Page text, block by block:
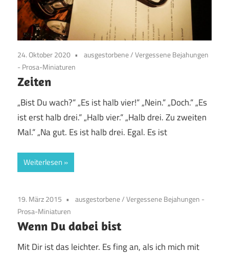
24. Oktober 2020 ausgestorbene/Vergessene Bejahungen
- Prosa-Miniaturen
Zeiten
„Bist Du wach?“ „Es ist halb vier!“ „Nein.“ „Doch.“ „Es
ist erst halb drei.“ „Halb vier.“ „Halb drei. Zu zweiten
Mal.“ „Na gut. Es ist halb drei. Egal. Es ist
Weiterlesen
19. März 2015 ausgestorbene/Vergessene Bejahungen -
Prosa-Miniaturen
Wenn Du dabei bist
Mit Dir ist das leichter. Es fing an, als ich mich mit